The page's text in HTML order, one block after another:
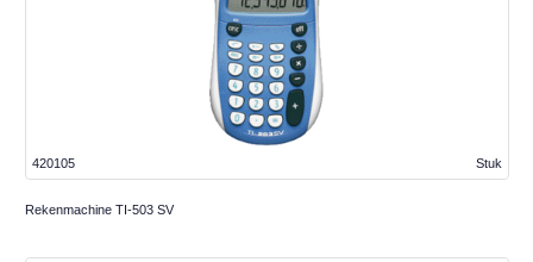
Stuk
420105
Rekenmachine TI-503 SV